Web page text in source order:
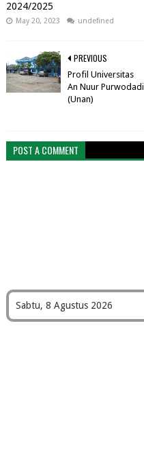
2024/2025
May 20, 2023 undefined
PREVIOUS
Profil Universitas
An Nuur Purwodadi
(Unan)
POST A COMMENT
Sabtu, 8 Agustus 2026